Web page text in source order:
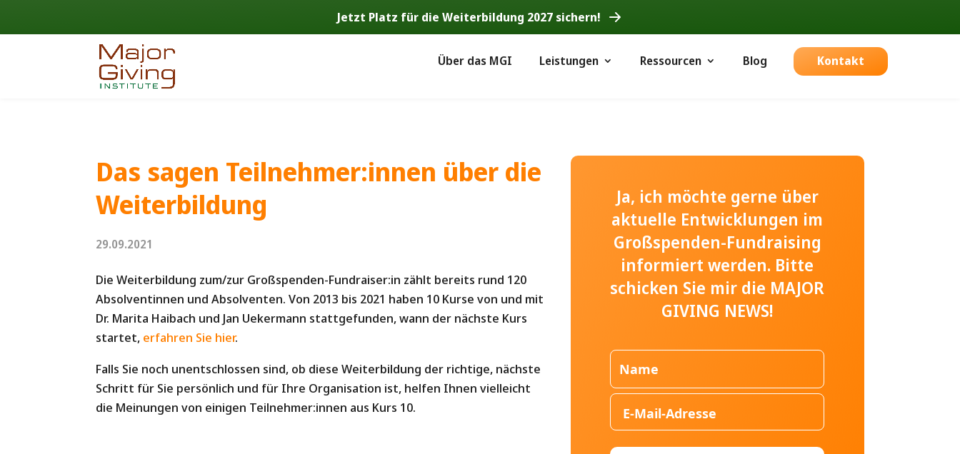
Jetzt Platz für die Weiterbildung 2027 sichern!
Über das MGI Leistungen Ressourcen Blog Kontakt
Das sagen Teilnehmer:innen über die
Weiterbildung
29.09.2021
Die Weiterbildung zum/zur Großspenden-Fundraiser:in zählt bereits rund 120
Absolventinnen und Absolventen. Von 2013 bis 2021 haben 10 Kurse von und mit
Dr. Marita Haibach und Jan Uekermann stattgefunden, wann der nächste Kurs
startet, erfahren Sie hier.
Falls Sie noch unentschlossen sind, ob diese Weiterbildung der richtige, nächste
Schritt für Sie persönlich und für Ihre Organisation ist, helfen Ihnen vielleicht
die Meinungen von einigen Teilnehmer:innen aus Kurs 10.
Ja, ich möchte gerne über
aktuelle Entwicklungen im
Großspenden-Fundraising
informiert werden. Bitte
schicken Sie mir die MAJOR
GIVING NEWS!